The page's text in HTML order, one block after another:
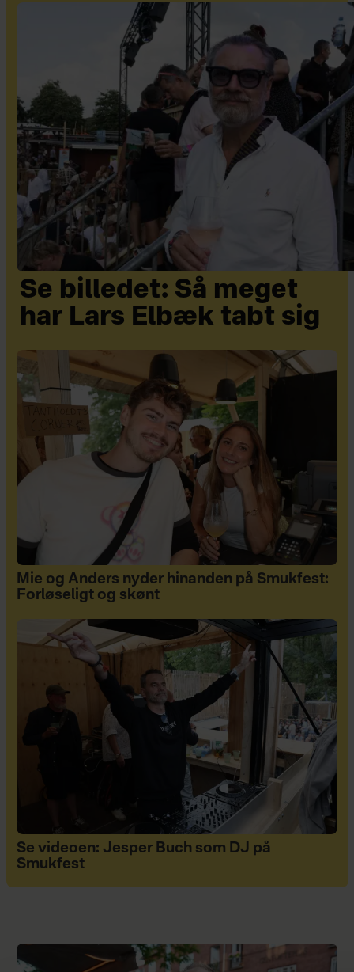
Se billedet: Så meget
har Lars Elbæk tabt sig
Mie og Anders nyder hinanden på Smukfest:
Forløseligt og skønt
Se videoen: Jesper Buch som DJ på
Smukfest